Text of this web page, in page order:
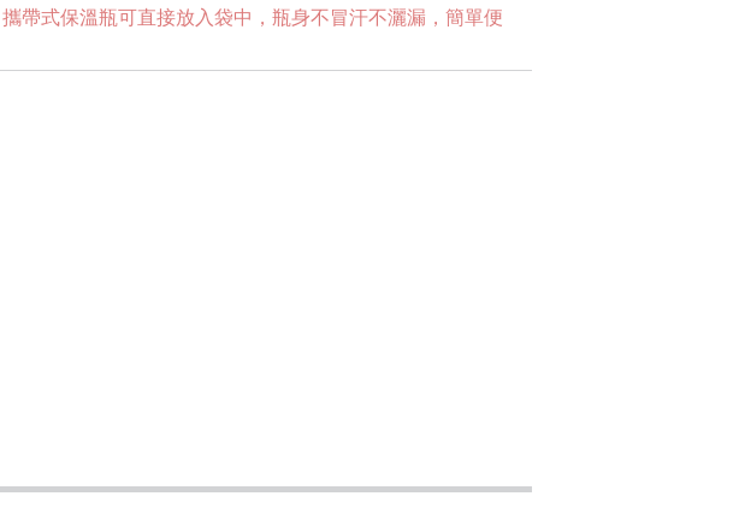
帶式保溫瓶可直接放入袋中，瓶身不冒汗不灑漏，簡單便